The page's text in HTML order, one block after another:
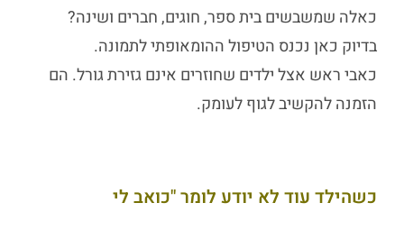
כאלה שמשבשים בית ספר, חוגים, חברים ושינה?
בדיוק כאן נכנס הטיפול ההומאופתי לתמונה.
כאבי ראש אצל ילדים שחוזרים אינם גזירת גורל. הם
הזמנה להקשיב לגוף לעומק.
כשהילד עוד לא יודע לומר "כואב לי